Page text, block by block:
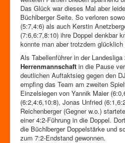
Das Glück war dieses Mal aber
Büchlberger Seite. So verloren
(5:7,4:6) als auch Kerstin
(7:6,6:7,8:10) ihre Doppel denkbar
konnte man aber trotzdem
Als Tabellenführer in der
Herrenmannschaft in die Pause
deutlichen Auftaktsieg gegen den
empfing das Team am zweiten
Einzelsiegen von Yannik Maier
(6:2,4:6,10:8), Jonas Unfried
Reichenberger (Gegner w.o.)
einer 4:2-Führung in die Doppel.
die Büchlberger Doppelstärke und
zum 7:2-Endstand gewonnen.